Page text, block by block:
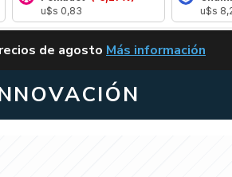
u$s 0,83
u$s 8,29
ALERTA
de agosto VUELVE EL CARRY
Más información